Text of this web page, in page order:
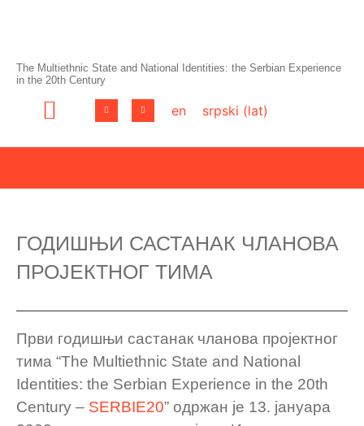
The Multiethnic State and National Identities: the Serbian Experience
in the 20th Century
en srpski (lat)
ГОДИШЊИ САСТАНАК ЧЛАНОВА
ПРОЈЕКТНОГ ТИМА
Први годишњи састанак чланова пројектног
тима “The Multiethnic State and National
Identities: the Serbian Experience in the 20th
Century – SERBIE20” одржан је 13. јануара